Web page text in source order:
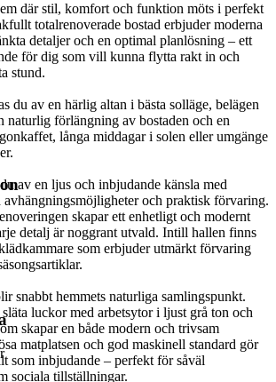
där stil, komfort och funktion möts i perfekt
totalrenoverade bostad erbjuder moderna
detaljer och en optimal planlösning – ett
för dig som vill kunna flytta rakt in och
stund.
du av en härlig altan i bästa solläge, belägen
naturlig förlängning av bostaden och en
långa middagar i solen eller umgänge
av en ljus och inbjudande känsla med
och praktisk förvaring.
skapar ett enhetligt och modernt
detalj är noggrant utvald. Intill hallen finns
som erbjuder utmärkt förvaring
snabbt hemmets naturliga samlingspunkt.
luckor med arbetsytor i ljust grå ton och
skapar en både modern och trivsam
matplatsen och god maskinell standard gör
som inbjudande – perfekt för såväl
sociala tillställningar.